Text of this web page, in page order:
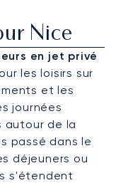
Nice
en jet privé
les loisirs sur
et les
journées
autour de la
passé dans le
déjeuners ou
s'étendent